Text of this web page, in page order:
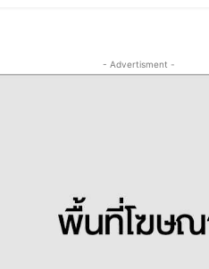
- Advertisment -